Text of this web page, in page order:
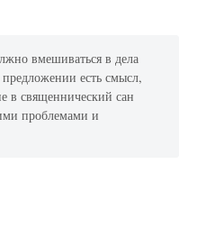
вмешиваться в дела
есть смысл,
в священнический сан
проблемами и